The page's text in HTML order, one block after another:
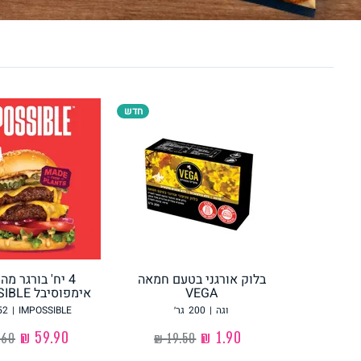
לחם, עוגות, מאפים גלידות טבעוניות
ממרחים ורטבים גיפט קארד
איטלקי אסייתי
חדש
בלוק אורגני בטעם חמאה
VEGA
200 גר׳ | וגה
‏19.50 ₪
4 יח' בורגר
אימפוסיבל IMPOSSIBLE
| IMPOSSIBLE
‏72.60 ₪